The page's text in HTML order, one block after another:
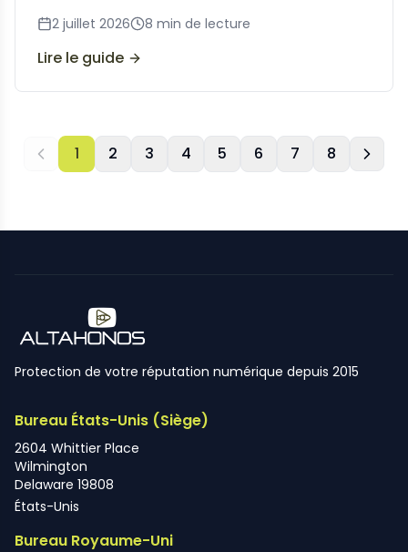
coordination bancaire.
2 juillet 2026 8 min de lecture
Lire le guide
1 2 3 4 5 6 7 8
Protection de votre réputation numérique depuis 2015
Bureau États-Unis (Siège)
2604 Whittier Place
Wilmington
Delaware 19808
États-Unis
Bureau Royaume-Uni